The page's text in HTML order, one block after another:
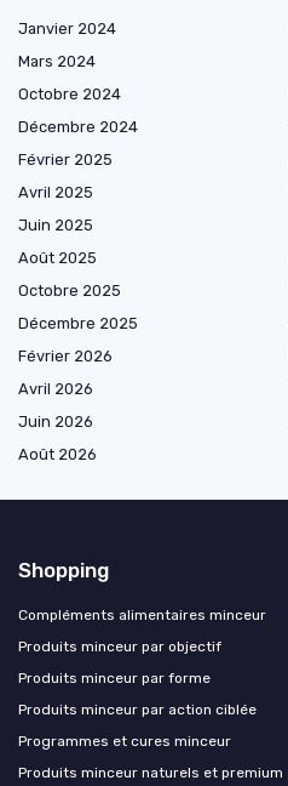
Janvier 2024
Mars 2024
Octobre 2024
Décembre 2024
Février 2025
Avril 2025
Juin 2025
Août 2025
Octobre 2025
Décembre 2025
Février 2026
Avril 2026
Juin 2026
Août 2026
Shopping
Compléments alimentaires minceur
Produits minceur par objectif
Produits minceur par forme
Produits minceur par action ciblée
Programmes et cures minceur
Produits minceur naturels et premium